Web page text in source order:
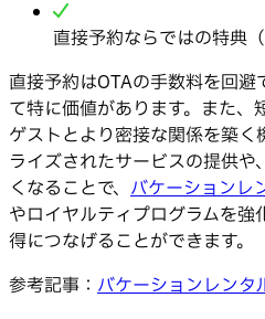
直接予約ならではの特典
直接予約はOTAの手数料を回避
て特に価値があります。また、
ゲストとより密接な関係を築く
ライズされたサービスの提供
くなることで、 バケーションレ
やロイヤルティプログラムを
得につなげることができます。
参考記事： バケーションレンタ